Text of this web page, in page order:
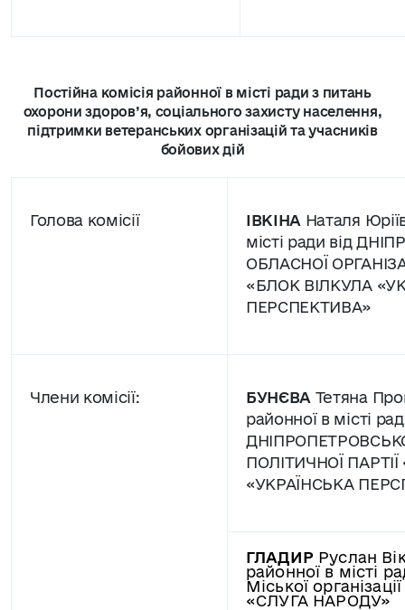
Постійна комісія районної в місті ради з питань
охорони здоров’я, соціального захисту населення,
підтримки ветеранських організацій та учасників
бойових дій
Голова комісії ІВКІНА Наталя
місті ради від
ОБЛАСНОЇ
«БЛОК ВІЛКУЛА
ПЕРСПЕКТИВА»
Члени комісії: БУНЄВА Тетяна
районної в місті
ПОЛІТИЧНОЇ
«УКРАЇНСЬКА
ГЛАДИР Руслан
районної в місті
Міської
«СЛУГА НАРОДУ»